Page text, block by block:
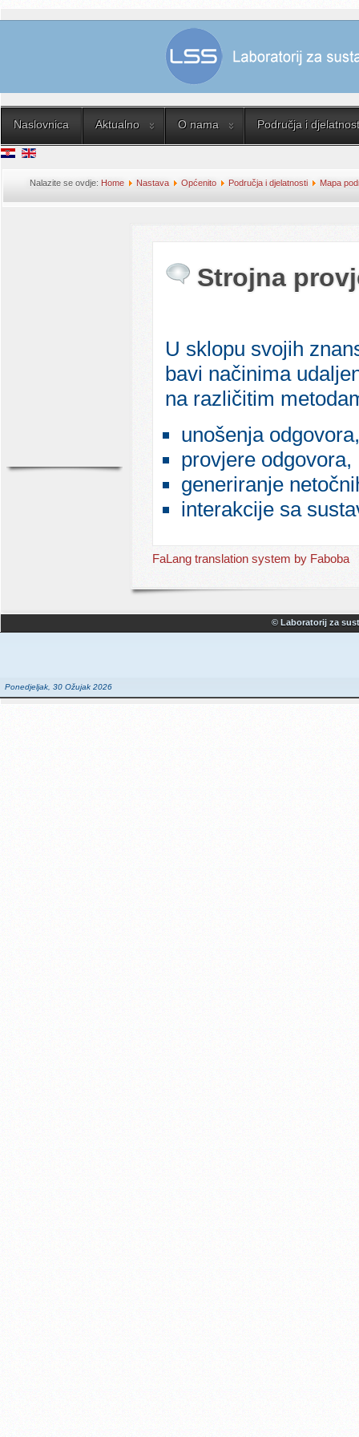
Naslovnica Aktualno O nama Područja i
Nalazite se ovdje: Home Nastava Općenito Područja i djelatnosti Mapa
Strojna
U sklopu svojih
bavi načinima
na različitim
unošenja odgovora,
provjere odgovora,
generiranje
interakcije sa
FaLang translation system by Faboba
© Laboratorij za
Ponedjeljak, 30 Ožujak 2026